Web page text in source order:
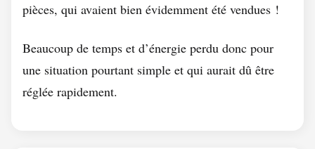
pièces, qui avaient bien évidemment été vendues !
Beaucoup de temps et d’énergie perdu donc pour
une situation pourtant simple et qui aurait dû être
réglée rapidement.